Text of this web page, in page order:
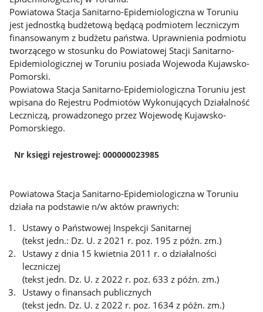
Powiatowa Stacja Sanitarno-Epidemiologiczna w Toruniu
jest jednostką budżetową będącą podmiotem leczniczym
finansowanym z budżetu państwa. Uprawnienia podmiotu
tworzącego w stosunku do Powiatowej Stacji Sanitarno-
Epidemiologicznej w Toruniu posiada Wojewoda Kujawsko-
Pomorski.
Powiatowa Stacja Sanitarno-Epidemiologiczna Toruniu jest
wpisana do Rejestru Podmiotów Wykonujących Działalność
Leczniczą, prowadzonego przez Wojewodę Kujawsko-
Pomorskiego.
Nr księgi rejestrowej: 000000023985
Powiatowa Stacja Sanitarno-Epidemiologiczna w Toruniu
działa na podstawie n/w aktów prawnych:
Ustawy o Państwowej Inspekcji Sanitarnej
(tekst jedn.: Dz. U. z 2021 r. poz. 195 z późn. zm.)
Ustawy z dnia 15 kwietnia 2011 r. o działalności
leczniczej
(tekst jedn. Dz. U. z 2022 r. poz. 633 z późn. zm.)
Ustawy o finansach publicznych
(tekst jedn. Dz. U. z 2022 r. poz. 1634 z późn. zm.)